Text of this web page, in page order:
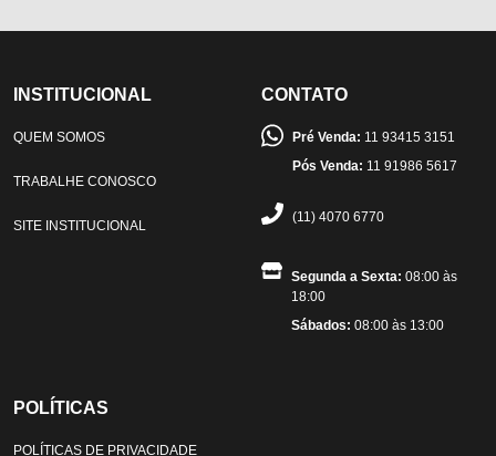
INSTITUCIONAL
QUEM SOMOS
TRABALHE CONOSCO
SITE INSTITUCIONAL
CONTATO
Pré Venda: 11 93415 3151
Pós Venda: 11 91986 5617
(11) 4070 6770
Segunda a Sexta: 08:00 às
18:00
Sábados: 08:00 às 13:00
POLÍTICAS
POLÍTICAS DE PRIVACIDADE